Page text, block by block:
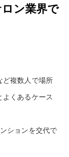
ン業界で
ど複数人で場所
よくあるケース
ションを交代で